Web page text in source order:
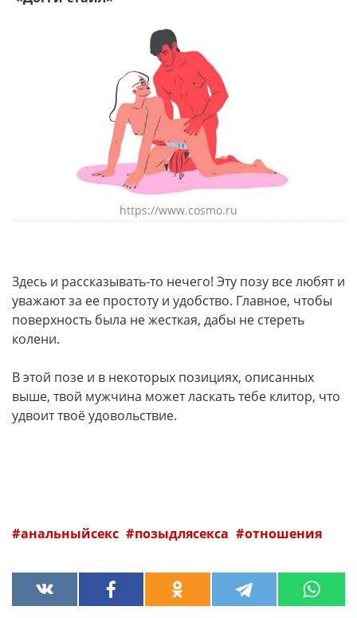
https://www.cosmo.ru
Здесь и рассказывать-то нечего! Эту позу все любят и
уважают за ее простоту и удобство. Главное, чтобы
поверхность была не жесткая, дабы не стереть
колени.
В этой позе и в некоторых позициях, описанных
выше, твой мужчина может ласкать тебе клитор, что
удвоит твоё удовольствие.
анальныйсекс позыдлясекса отношения